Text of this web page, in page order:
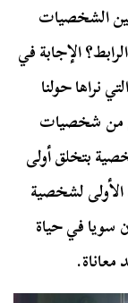
الشخصيات
الإجابة في
نراها حولنا
من شخصيات
بتخلق أولى
لشخصية
سويا في حياة